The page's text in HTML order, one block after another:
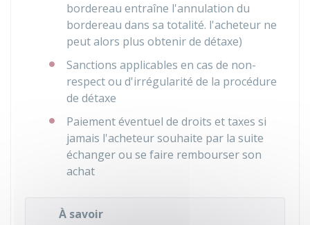
bordereau entraîne l'annulation du
bordereau dans sa totalité. l'acheteur ne
peut alors plus obtenir de détaxe)
Sanctions applicables en cas de non-
respect ou d'irrégularité de la procédure
de détaxe
Paiement éventuel de droits et taxes si
jamais l'acheteur souhaite par la suite
échanger ou se faire rembourser son
achat
À savoir